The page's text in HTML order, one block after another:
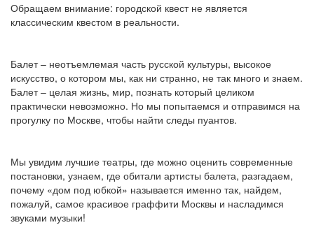
Обращаем внимание: городской квест не является
классическим квестом в реальности.
Балет – неотъемлемая часть русской культуры, высокое
искусство, о котором мы, как ни странно, не так много и знаем.
Балет – целая жизнь, мир, познать который целиком
практически невозможно. Но мы попытаемся и отправимся на
прогулку по Москве, чтобы найти следы пуантов.
Мы увидим лучшие театры, где можно оценить современные
постановки, узнаем, где обитали артисты балета, разгадаем,
почему «дом под юбкой» называется именно так, найдем,
пожалуй, самое красивое граффити Москвы и насладимся
звуками музыки!